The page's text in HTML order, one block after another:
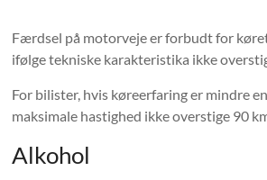
Færdsel på motorveje er forbudt for
ifølge tekniske karakteristika ikke
For bilister, hvis køreerfaring er mindre
maksimale hastighed ikke overstige 90
Alkohol